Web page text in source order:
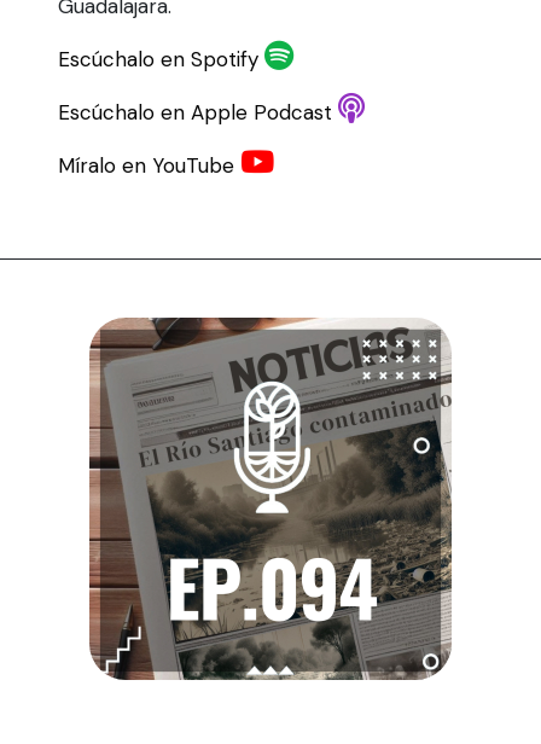
Guadalajara.
Escúchalo en Spotify
Escúchalo en Apple Podcast
Míralo en YouTube